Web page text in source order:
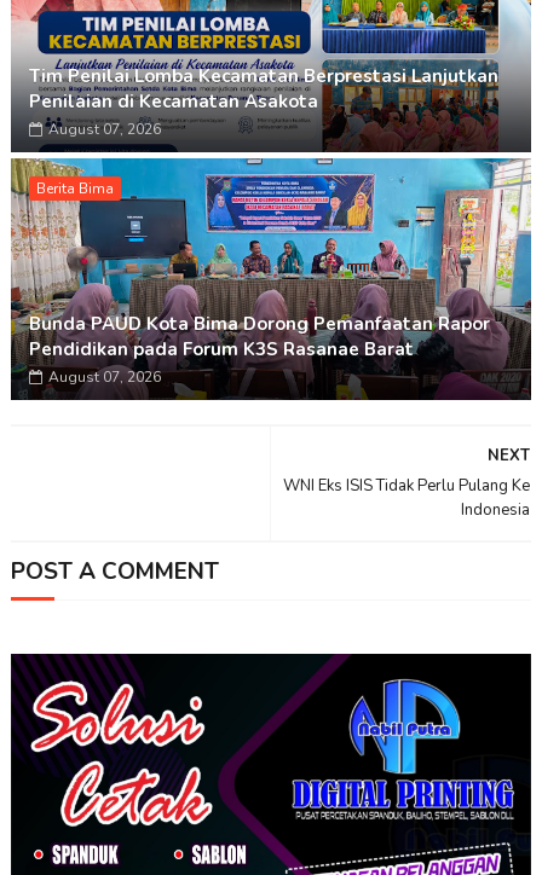
Tim Penilai Lomba Kecamatan Berprestasi Lanjutkan
Penilaian di Kecamatan Asakota
August 07, 2026
Berita Bima
Bunda PAUD Kota Bima Dorong Pemanfaatan Rapor
Pendidikan pada Forum K3S Rasanae Barat
August 07, 2026
NEXT
WNI Eks ISIS Tidak Perlu Pulang Ke
Indonesia
POST A COMMENT